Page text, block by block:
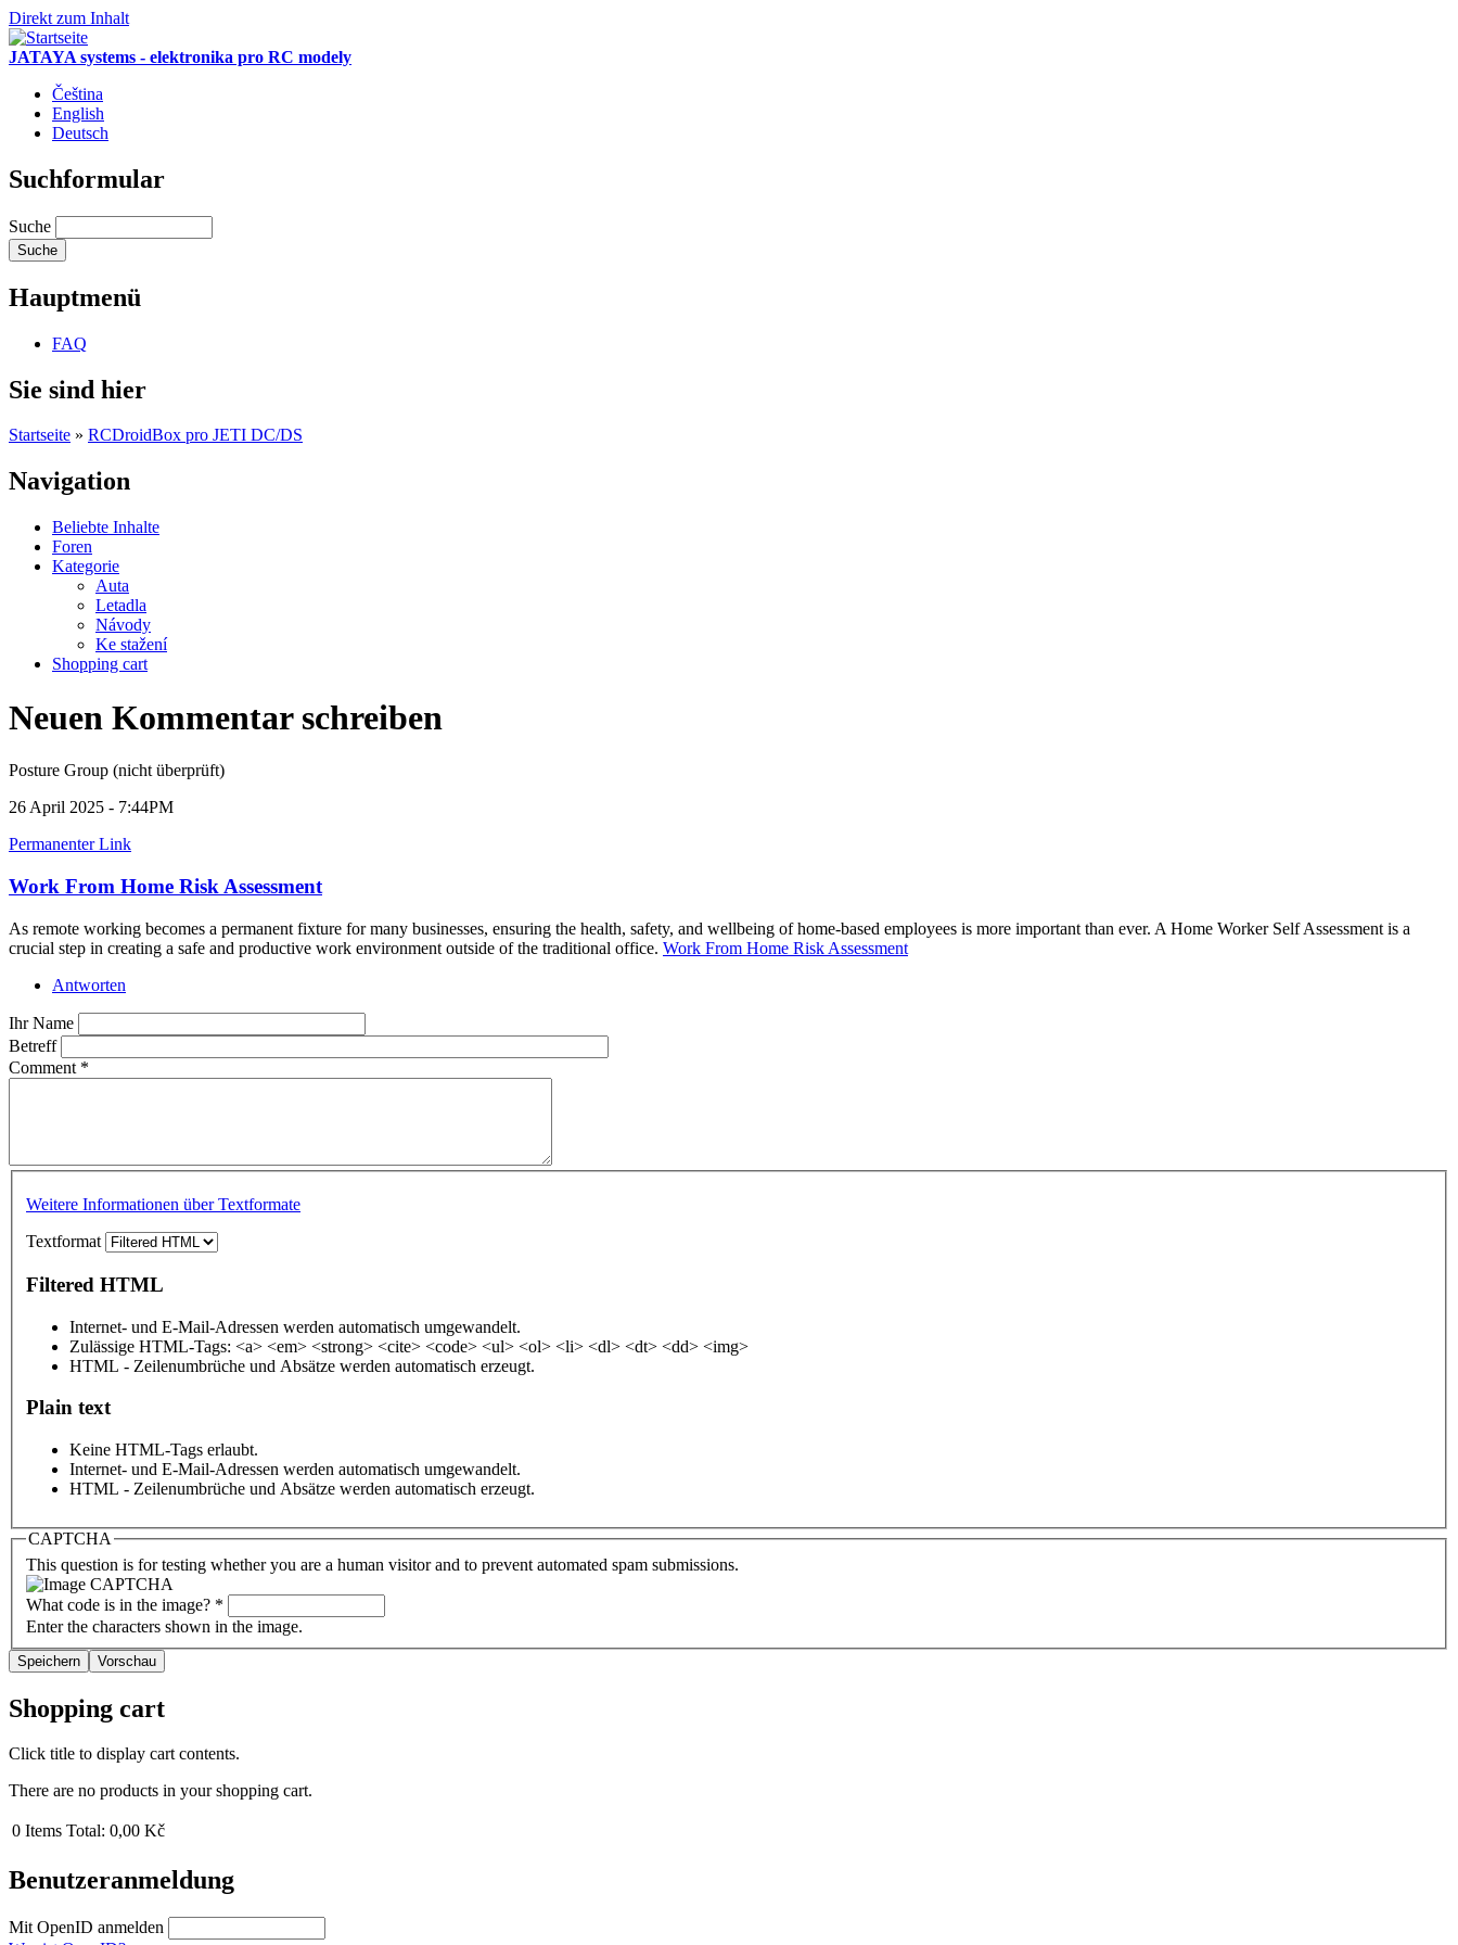
Direkt zum Inhalt
JATAYA systems - elektronika pro RC modely
Čeština
English
Deutsch
Suchformular
Suche
Hauptmenü
FAQ
Sie sind hier
Startseite » RCDroidBox pro JETI DC/DS
Navigation
Beliebte Inhalte
Foren
Kategorie
Auta
Letadla
Návody
Ke stažení
Shopping cart
Neuen Kommentar schreiben
Posture Group (nicht überprüft)
26 April 2025 - 7:44PM
Permanenter Link
Work From Home Risk Assessment
As remote working becomes a permanent fixture for many businesses, ensuring the health, safety, and wellbeing of home-based employees is more important than ever. A Home Worker Self Assessment is a
crucial step in creating a safe and productive work environment outside of the traditional office. Work From Home Risk Assessment
Antworten
Ihr Name
Betreff
Comment *
Weitere Informationen über Textformate
Textformat
Filtered HTML
Internet- und E-Mail-Adressen werden automatisch umgewandelt.
Zulässige HTML-Tags: <a> <em> <strong> <cite> <code> <ul> <ol> <li> <dl> <dt> <dd> <img>
HTML - Zeilenumbrüche und Absätze werden automatisch erzeugt.
Plain text
Keine HTML-Tags erlaubt.
Internet- und E-Mail-Adressen werden automatisch umgewandelt.
HTML - Zeilenumbrüche und Absätze werden automatisch erzeugt.
CAPTCHA
This question is for testing whether you are a human visitor and to prevent automated spam submissions.
What code is in the image? *
Enter the characters shown in the image.
Shopping cart
Click title to display cart contents.
There are no products in your shopping cart.
0 Items Total: 0,00 Kč
Benutzeranmeldung
Mit OpenID anmelden